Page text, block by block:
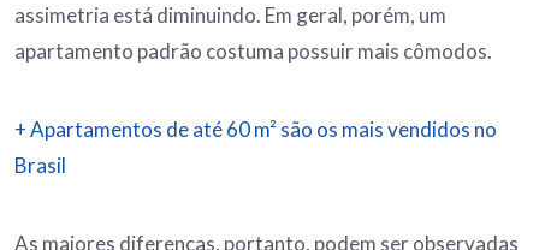
assimetria está diminuindo. Em geral, porém, um
apartamento padrão costuma possuir mais cômodos.
+ Apartamentos de até 60 m² são os mais vendidos no
Brasil
As maiores diferenças, portanto, podem ser observadas